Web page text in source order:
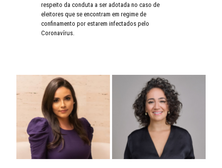
respeito da conduta a ser adotada no caso de
eleitores que se encontram em regime de
confinamento por estarem infectados pelo
Coronavírus.